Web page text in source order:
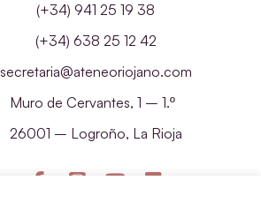
(+34) 941 25 19 38
(+34) 638 25 12 42
secretaria@ateneoriojano.com
Muro de Cervantes, 1 – 1.º
26001 – Logroño, La Rioja